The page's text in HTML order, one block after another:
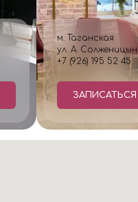
м. Таганская
ул. А.
+7 (926) 195 52 45